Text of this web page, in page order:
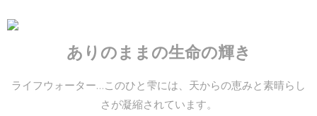
ありのままの生命の輝き
ライフウォーター…このひと雫には、天からの恵みと素晴らし
さが凝縮されています。